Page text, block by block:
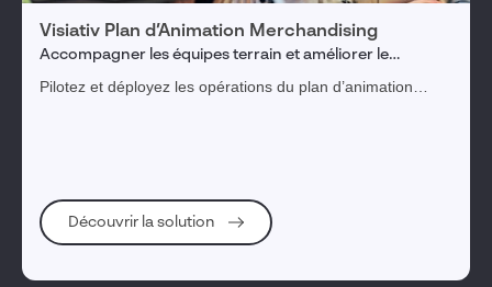
Visiativ Plan d’Animation Merchandising
Accompagner les équipes terrain et améliorer le
déploiement de ses animations et promotions
Pilotez et déployez les opérations du plan d’animation
Découvrir la solution